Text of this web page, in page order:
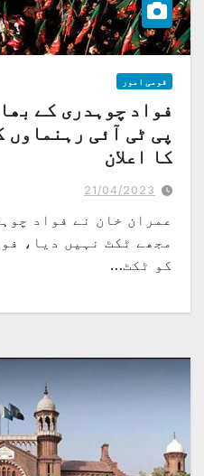
قومی امور
فواد چوہدری کے
پی ٹی آئی
کا اعلان
21/04/2023
عمران خان نے فواد
مجھے ٹکٹ نہیں دیا،
کو ٹکٹ…